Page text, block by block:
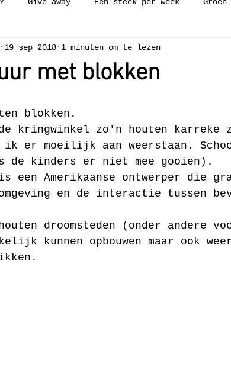
Workshop Collectie
met blokken
19 sep 2018 1 minuten om te lezen
blokken.
kringwinkel zo'n houten karreke
er moeilijk aan weerstaan.
de kinders er niet mee gooien).
een Amerikaanse ontwerper die
omgeving en de interactie tussen
droomsteden (onder andere
kunnen opbouwen maar ook